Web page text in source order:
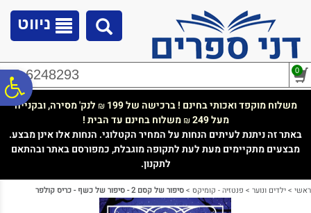
נגישות
ניווט
02-6248293 0
משלוח מוקפד ואכותי בחינם ! ברכישה של 199 ₪ לנק' מסירה, ובקנייה
מעל 249
₪משלוח בחינם עד הבית !
באתר זה ניתנת לעיתים הנחות על המחיר הקטלוגי. הנחות אלו אינן מבצע.
מבצעים מתקיימים מעת לעת לתקופה מוגבלת, כמפורסם באתר ובהתאם
לתקנון.
ראשי >ילדים ונוער > פנטזיה - קומיקס >סיפור של קסם 2 - סיפור של כשף - כריס קולפר